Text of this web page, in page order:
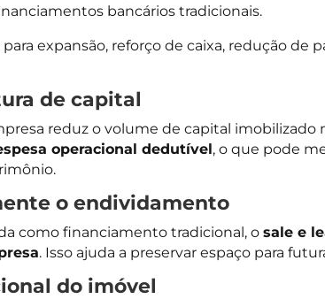
bancários tradicionais.
expansão, reforço de caixa, redução de
de capital
reduz o volume de capital imobilizado
operacional dedutível, o que pode
o endividamento
como financiamento tradicional, o sale e
. Isso ajuda a preservar espaço para
do imóvel